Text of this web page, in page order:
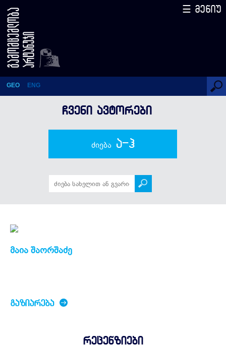
მაია შაორშაძე
GEO ENG
☰ მენიუ
ᲩᲕᲔᲜᲘ ᲐᲕᲢᲝᲠᲔᲑᲘ
ძიება ა-ჰ
მაია შაორშაძე
ᲒᲐᲖᲘᲐᲠᲔᲑᲐ
რეცენზიები